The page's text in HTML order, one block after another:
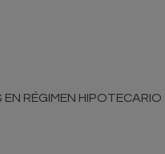
RÉGIMEN HIPOTECARIO